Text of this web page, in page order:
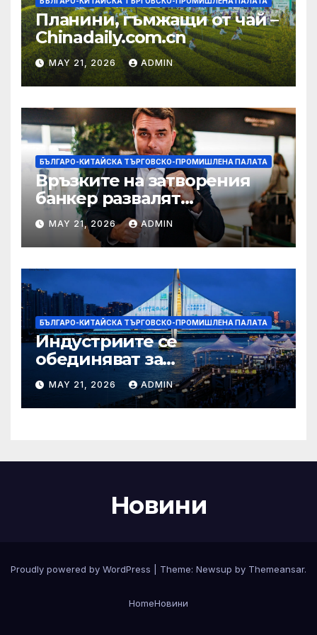
Планини, гъмжащи от чай –
Chinadaily.com.cn
MAY 21, 2026 ADMIN
БЪЛГАРО-КИТАЙСКА ТЪРГОВСКО-ПРОМИШЛЕНА ПАЛАТА
Връзките на затворения
банкер развалят
надеждите на Флавио
Болсонаро за президент на
Бразилия
MAY 21, 2026 ADMIN
БЪЛГАРО-КИТАЙСКА ТЪРГОВСКО-ПРОМИШЛЕНА ПАЛАТА
Индустриите се
обединяват за
висококачествен растеж на
културния и
туристическия сектор
MAY 21, 2026 ADMIN
Новини
Proudly powered by WordPress Theme: Newsup by Themeansar.
HomeНовини